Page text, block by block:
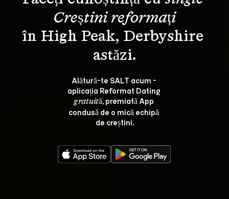
Creștini reformați
în High Peak, Derbyshire
Alătură-te SALT acum -
aplicația Reformat Dating
gratuită, premiată App
condusă de o mică echipă
de creștini.